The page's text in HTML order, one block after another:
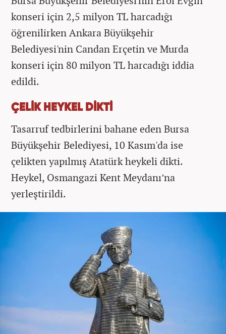
konseri için 2,5 milyon TL harcadığı
öğrenilirken Ankara Büyükşehir
Belediyesi'nin Candan Erçetin ve Murda
konseri için 80 milyon TL harcadığı iddia
edildi.
ÇELİK HEYKEL DİKTİ
Tasarruf tedbirlerini bahane eden Bursa
Büyükşehir Belediyesi, 10 Kasım'da ise
çelikten yapılmış Atatürk heykeli dikti.
Heykel, Osmangazi Kent Meydanı’na
yerleştirildi.